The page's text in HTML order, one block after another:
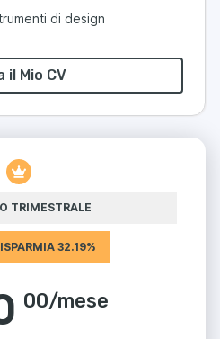
di design
il Mio CV
TRIMESTRALE
32.19%
00/mese